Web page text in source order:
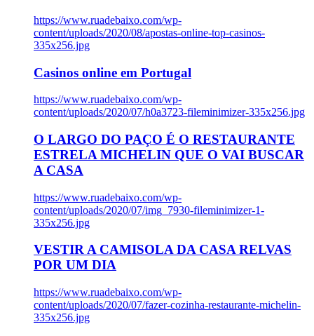
https://www.ruadebaixo.com/wp-
content/uploads/2020/08/apostas-online-top-casinos-
335x256.jpg
Casinos online em Portugal
https://www.ruadebaixo.com/wp-
content/uploads/2020/07/h0a3723-fileminimizer-335x256.jpg
O LARGO DO PAÇO É O RESTAURANTE
ESTRELA MICHELIN QUE O VAI BUSCAR
A CASA
https://www.ruadebaixo.com/wp-
content/uploads/2020/07/img_7930-fileminimizer-1-
335x256.jpg
VESTIR A CAMISOLA DA CASA RELVAS
POR UM DIA
https://www.ruadebaixo.com/wp-
content/uploads/2020/07/fazer-cozinha-restaurante-michelin-
335x256.jpg